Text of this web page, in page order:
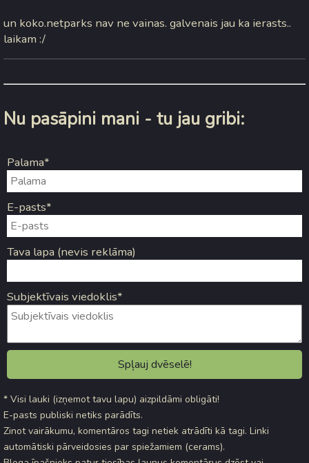
un koko.netparks nav ne vainas. galvenais jau ka ierasts..
laikam :/
Nu pasāpini mani - tu jau gribi:
Palama*
E-pasts*
Tava lapa (nevis reklāma)
Subjektīvais viedoklis*
* Visi lauki (izņemot tavu lapu) aizpildāmi obligāti!
E-pasts publiski netiks parādīts.
Zinot vairākumu, komentāros tagi netiek atrādīti kā tagi. Linki
automātiski pārveidosies par spiežamiem (cerams).